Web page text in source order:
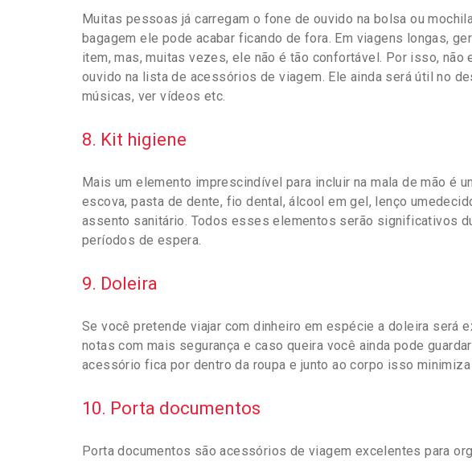
Muitas pessoas já carregam o fone de ouvido na bolsa ou
bagagem ele pode acabar ficando de fora. Em viagens longas,
item, mas, muitas vezes, ele não é tão confortável. Por isso, não
ouvido na lista de acessórios de viagem. Ele ainda será útil no
músicas, ver vídeos etc.
8. Kit higiene
Mais um elemento imprescindível para incluir na mala de mão é
escova, pasta de dente, fio dental, álcool em gel, lenço
assento sanitário. Todos esses elementos serão significativos
períodos de espera.
9. Doleira
Se você pretende viajar com dinheiro em espécie a doleira será
notas com mais segurança e caso queira você ainda pode
acessório fica por dentro da roupa e junto ao corpo isso
10. Porta documentos
Porta documentos são acessórios de viagem excelentes para